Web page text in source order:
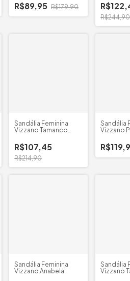
R$89,95 R$179,90
R$244,90
Sandália Feminina
Vizzano Tamanco
R$107,45
R$214,90
Sandália
Vizzano
Sandália Feminina
Vizzano Anabela
Sandália
Vizzano